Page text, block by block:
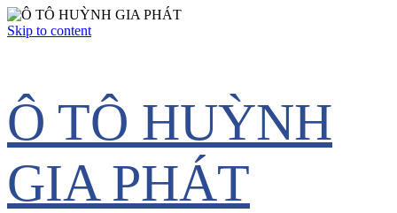
Skip to content
Ô TÔ HUỲNH
GIA PHÁT